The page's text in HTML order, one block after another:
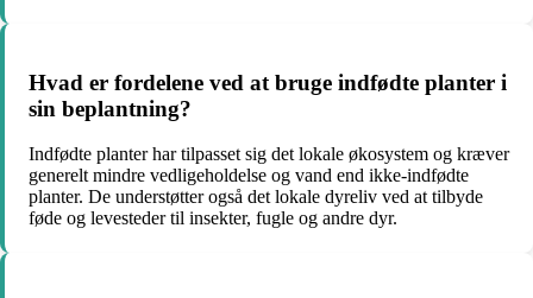
Hvad er fordelene ved at bruge indfødte planter i
sin beplantning?
Indfødte planter har tilpasset sig det lokale økosystem og kræver
generelt mindre vedligeholdelse og vand end ikke-indfødte
planter. De understøtter også det lokale dyreliv ved at tilbyde
føde og levesteder til insekter, fugle og andre dyr.